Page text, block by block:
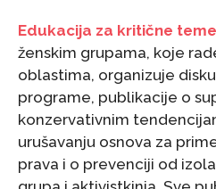
Edukacija za kritične teme
ženskim grupama, koje
oblastima, organizuje
programe, publikacije o
konzervativnim
urušavanju osnova za
prava i o prevenciji od